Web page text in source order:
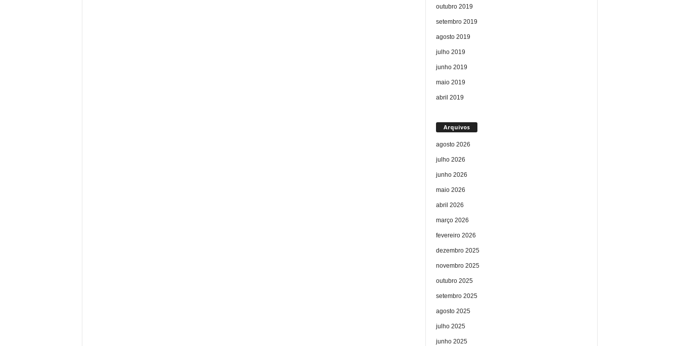
outubro 2019
setembro 2019
agosto 2019
julho 2019
junho 2019
maio 2019
abril 2019
Arquivos
agosto 2026
julho 2026
junho 2026
maio 2026
abril 2026
março 2026
fevereiro 2026
dezembro 2025
novembro 2025
outubro 2025
setembro 2025
agosto 2025
julho 2025
junho 2025